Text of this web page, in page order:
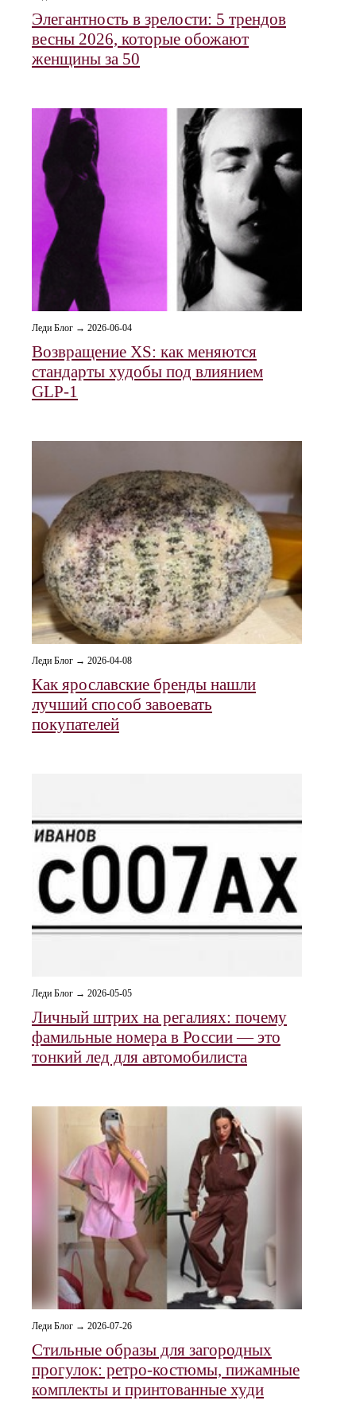
Элегантность в зрелости: 5 трендов
весны 2026, которые обожают
женщины за 50
Леди Блог → 2026-06-04
Возвращение XS: как меняются
стандарты худобы под влиянием
GLP‑1
Леди Блог → 2026-04-08
Как ярославские бренды нашли
лучший способ завоевать
покупателей
Леди Блог → 2026-05-05
Личный штрих на регалиях: почему
фамильные номера в России — это
тонкий лед для автомобилиста
Леди Блог → 2026-07-26
Стильные образы для загородных
прогулок: ретро‑костюмы, пижамные
комплекты и принтованные худи